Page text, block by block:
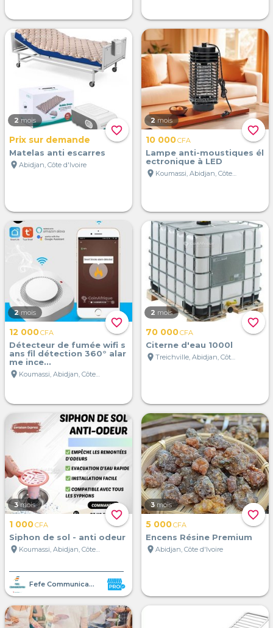
favorite_border
2 mois
Prix sur demande
Matelas anti escarres
location_on Abidjan, Côte d'Ivoire
favorite_border
2 mois
10 000CFA
Lampe anti-moustiques él
ectronique à LED
location_on
Koumassi, Abidjan, Côte d'Ivoire
favorite_border
2 mois
12 000CFA
Détecteur de fumée wifi s
ans fil détection 360° alar
me ince...
location_on
Koumassi, Abidjan, Côte d'Ivoire
favorite_border
2 mois
70 000CFA
Citerne d'eau 1000l
location_on
Treichville, Abidjan, Côte d'Ivoire
favorite_border
3 mois
1 000CFA
Siphon de sol - anti odeur
location_on
Koumassi, Abidjan, Côte d'Ivoire
Fefe Communication
favorite_border
3 mois
5 000CFA
Encens Résine Premium
location_on Abidjan, Côte d'Ivoire